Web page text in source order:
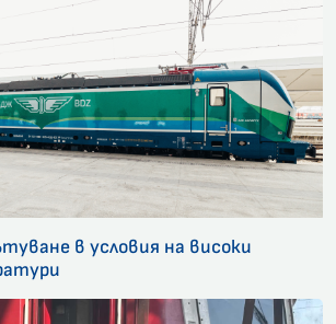
в условия на високи